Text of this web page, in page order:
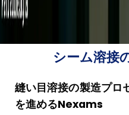
シーム溶接
縫い目溶接の製造プロ
を進めるNexams